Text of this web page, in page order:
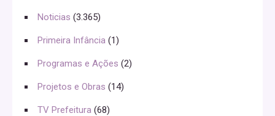
Noticias (3.365)
Primeira Infância (1)
Programas e Ações (2)
Projetos e Obras (14)
TV Prefeitura (68)